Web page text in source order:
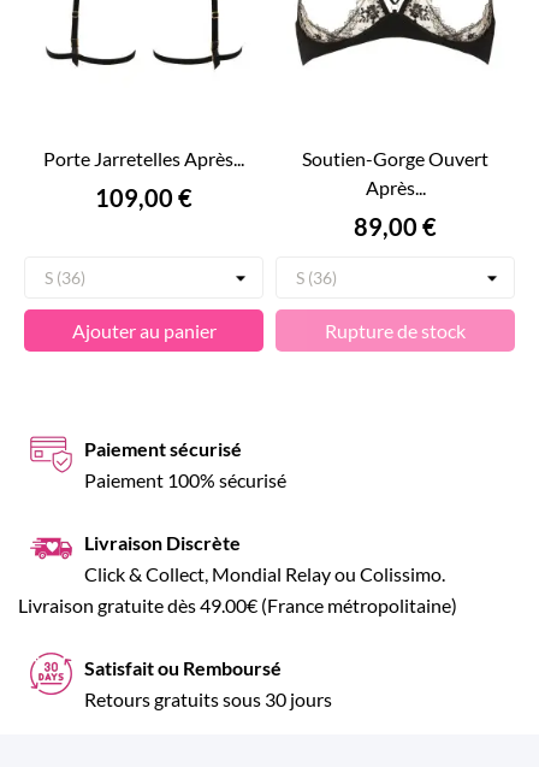
Porte Jarretelles Après...
Prix
109,00 €
Ajouter au panier
Soutien-Gorge Ouvert
Après...
Prix
89,00 €
Rupture de stock
Paiement sécurisé
Paiement 100% sécurisé
Livraison Discrète
Click & Collect, Mondial Relay ou Colissimo.
Livraison gratuite dès 49.00€ (France métropolitaine)
Satisfait ou Remboursé
Retours gratuits sous 30 jours